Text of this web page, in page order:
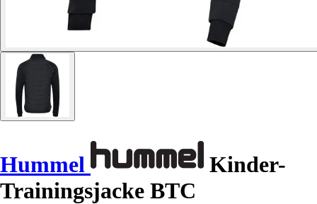
Hummel
Kinder-
Trainingsjacke BTC